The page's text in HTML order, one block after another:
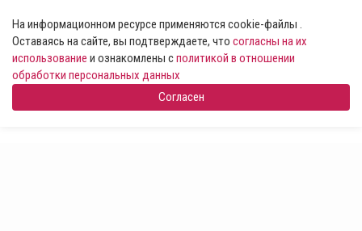
На информационном ресурсе применяются cookie-файлы .
Оставаясь на сайте, вы подтверждаете, что согласны на их
использование и ознакомлены сполитикой в отношении
обработки персональных данных
Согласен